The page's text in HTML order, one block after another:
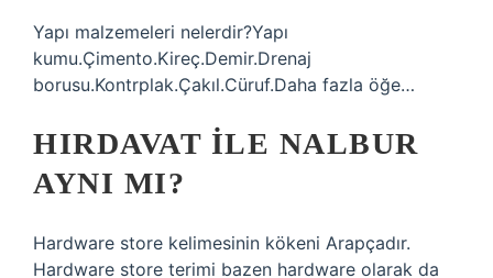
Yapı malzemeleri nelerdir?Yapı
kumu.Çimento.Kireç.Demir.Drenaj
borusu.Kontrplak.Çakıl.Cüruf.Daha fazla öğe…
HIRDAVAT ILE NALBUR
AYNI MI?
Hardware store kelimesinin kökeni Arapçadır.
Hardware store terimi bazen hardware olarak da